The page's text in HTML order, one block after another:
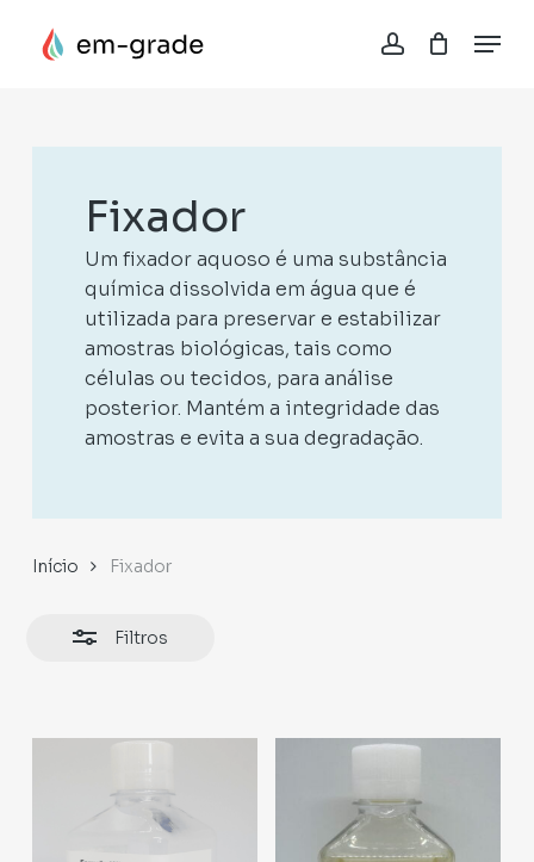
account
Menu
Cesta Close
Fixador
Um fixador aquoso é uma substância
química dissolvida em água que é
utilizada para preservar e estabilizar
amostras biológicas, tais como
células ou tecidos, para análise
posterior. Mantém a integridade das
amostras e evita a sua degradação.
Início Fixador
Filtros
Close